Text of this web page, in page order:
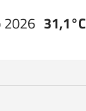
2026 31,1°C